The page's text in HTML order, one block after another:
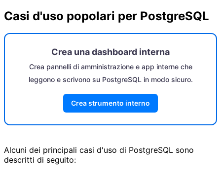
Casi d'uso popolari per PostgreSQL
Crea una dashboard interna
Crea pannelli di amministrazione e app interne che
leggono e scrivono su PostgreSQL in modo sicuro.
Crea strumento interno
Alcuni dei principali casi d'uso di PostgreSQL sono
descritti di seguito: